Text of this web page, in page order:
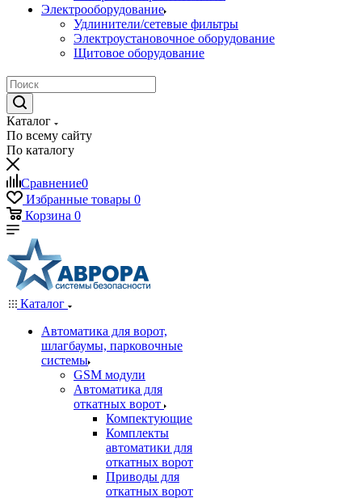
Электрооборудование
Удлинители/сетевые фильтры
Электроустановочное оборудование
Щитовое оборудование
Каталог
По всему сайту
По каталогу
Сравнение0
Избранные товары 0
Корзина 0
Каталог
Автоматика для ворот,
шлагбаумы, парковочные
системы
GSM модули
Автоматика для
откатных ворот
Компектующие
Комплекты
автоматики для
откатных ворот
Приводы для
откатных ворот